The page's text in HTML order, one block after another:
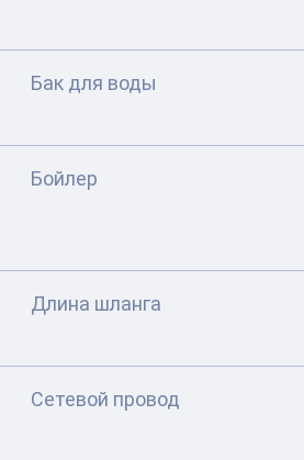
Бак для воды
Бойлер
Длина шланга
Сетевой провод